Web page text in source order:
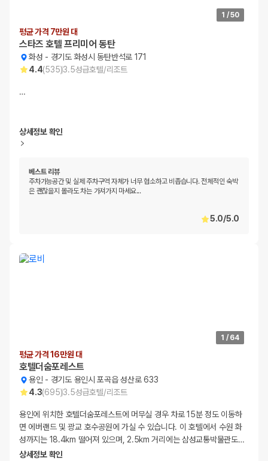
1 /50
평균 가격 7만원 대
스타즈 호텔 프리미어 동탄
화성 - 경기도 화성시 동탄반석로 171
4.4(535)3.5성급호텔/리조트
…
상세정보 확인
베스트 리뷰
주차가능공간 및 실제 주차구역 자체가 너무 협소하고 비좁습니다. 전체적인 숙박
은 괜찮을지 몰라도 차는 가져가지 마세요...
5.0/5.0
1 / 64
평균 가격 16만원 대
호텔더숨포레스트
용인 - 경기도 용인시 포곡읍 성산로 633
4.3(695)3.5성급호텔/리조트
용인에 위치한 호텔더숨포레스트에 머무실 경우 차로 15분 정도 이동하
면 에버랜드 및 광교 호수공원에 가실 수 있습니다. 이 호텔에서 수원 화
성까지는 18.4km 떨어져 있으며, 2.5km 거리에는 삼성교통박물관도…
상세정보 확인